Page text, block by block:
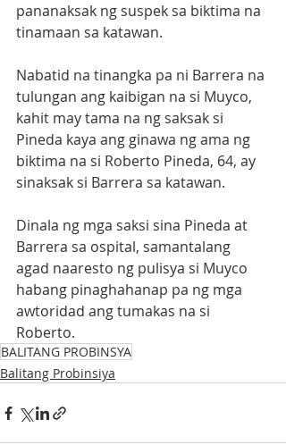
pananaksak ng suspek sa biktima na
tinamaan sa katawan.
Nabatid na tinangka pa ni Barrera na
tulungan ang kaibigan na si Muyco,
kahit may tama na ng saksak si
Pineda kaya ang ginawa ng ama ng
biktima na si Roberto Pineda, 64, ay
sinaksak si Barrera sa katawan.
Dinala ng mga saksi sina Pineda at
Barrera sa ospital, samantalang
agad naaresto ng pulisya si Muyco
habang pinaghahanap pa ng mga
awtoridad ang tumakas na si
Roberto.
BALITANG PROBINSYA
Balitang Probinsiya